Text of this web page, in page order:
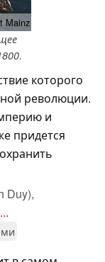
Mainz
которого
революции.
и
придется
Duy),
...